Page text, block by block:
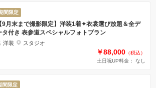
間限定
【9月末まで撮影限定】洋装1着✦衣裳選び放題＆全デ
タ付き 表参道スペシャルフォトプラン
洋装 スタジオ
￥88,000 （税込）
土日祝UP料金： なし
間限定